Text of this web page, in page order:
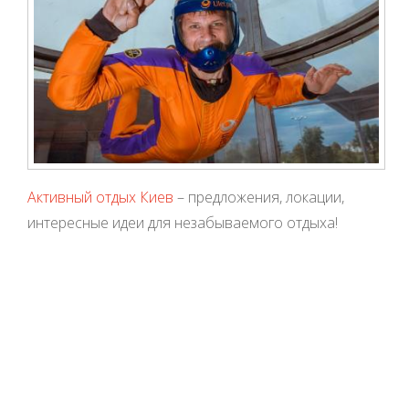
Активный отдых Киев – предложения, локации,
интересные идеи для незабываемого отдыха!